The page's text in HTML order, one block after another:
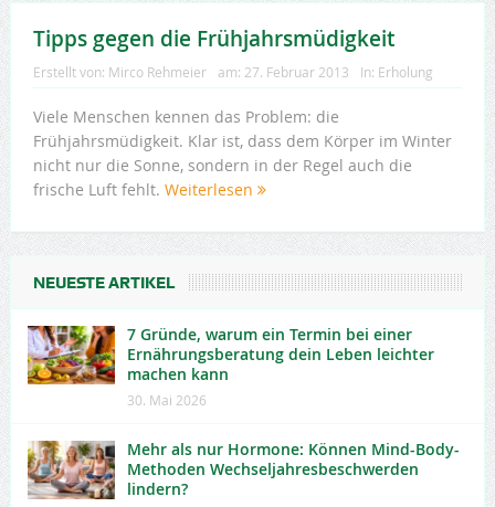
Tipps gegen die Frühjahrsmüdigkeit
Erstellt von: Mirco Rehmeier am: 27. Februar 2013 In: Erholung
Viele Menschen kennen das Problem: die
Frühjahrsmüdigkeit. Klar ist, dass dem Körper im Winter
nicht nur die Sonne, sondern in der Regel auch die
frische Luft fehlt. Weiterlesen
NEUESTE ARTIKEL
7 Gründe, warum ein Termin bei einer
Ernährungsberatung dein Leben leichter
machen kann
30. Mai 2026
Mehr als nur Hormone: Können Mind-Body-
Methoden Wechseljahresbeschwerden
lindern?